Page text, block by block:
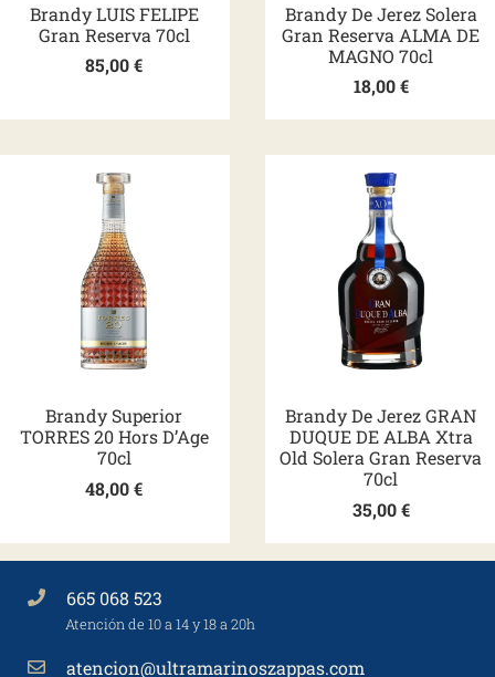
Brandy LUIS FELIPE
Gran Reserva 70cl
85,00€
Brandy De Jerez Solera
Gran Reserva ALMA DE
MAGNO 70cl
18,00€
Brandy Superior
TORRES 20 Hors D’Age
70cl
48,00€
Brandy De Jerez GRAN
DUQUE DE ALBA Xtra
Old Solera Gran Reserva
70cl
35,00€
665 068 523
Atención de 10 a 14 y 18 a 20h
atencion@ultramarinoszappas.com